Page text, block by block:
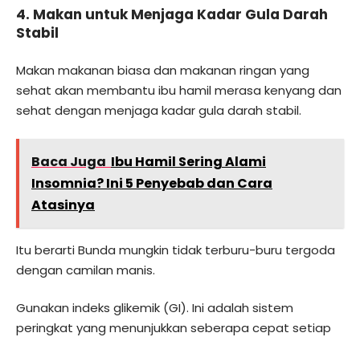
4. Makan untuk Menjaga Kadar Gula Darah
Stabil
Makan makanan biasa dan makanan ringan yang
sehat akan membantu ibu hamil merasa kenyang dan
sehat dengan menjaga kadar gula darah stabil.
Baca Juga Ibu Hamil Sering Alami
Insomnia? Ini 5 Penyebab dan Cara
Atasinya
Itu berarti Bunda mungkin tidak terburu-buru tergoda
dengan camilan manis.
Gunakan indeks glikemik (GI). Ini adalah sistem
peringkat yang menunjukkan seberapa cepat setiap